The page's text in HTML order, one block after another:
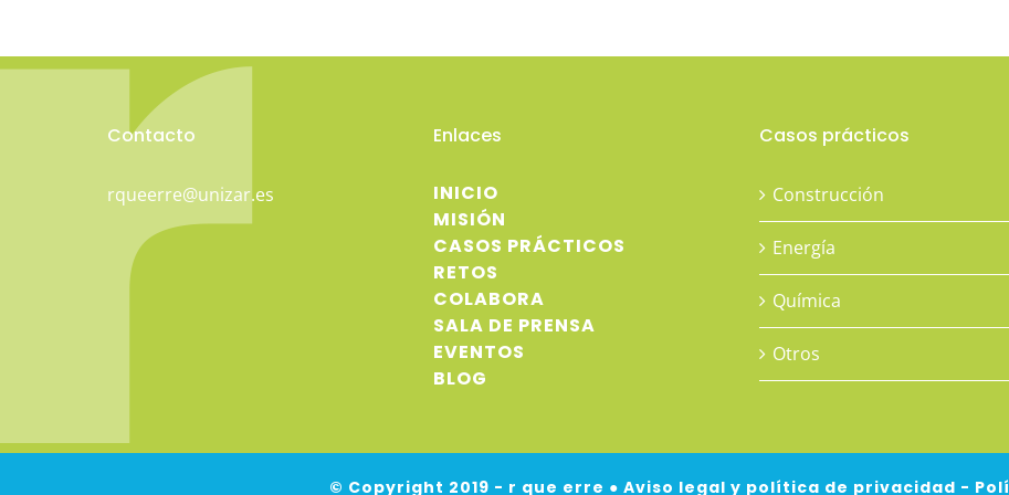
Contacto
rqueerre@unizar.es
Enlaces
INICIO
MISIÓN
CASOS PRÁCTICOS
RETOS
COLABORA
SALA DE PRENSA
EVENTOS
BLOG
Casos prácticos
Construcción
Energía
Química
Otros
© Copyright 2019 - r que erre ● Aviso legal y política de privacidad -